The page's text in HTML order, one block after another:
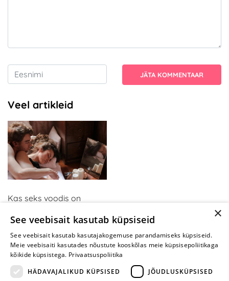
JÄTA KOMMENTAAR
Veel artikleid
Kas seks voodis on
olete neid mänge
proovinud, mõtlete teisiti
×
See veebisait kasutab küpsiseid
See veebisait kasutab kasutajakogemuse parandamiseks küpsiseid.
Meie veebisaiti kasutades nõustute kooskõlas meie küpsisepoliitikaga
kõikide küpsistega. Privaatsuspoliitika
HÄDAVAJALIKUD KÜPSISED
JÕUDLUSKÜPSISED